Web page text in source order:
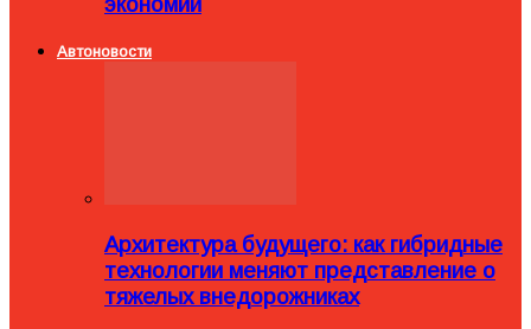
Автоновости
Архитектура будущего: как гибридные
технологии меняют представление о
тяжелых внедорожниках